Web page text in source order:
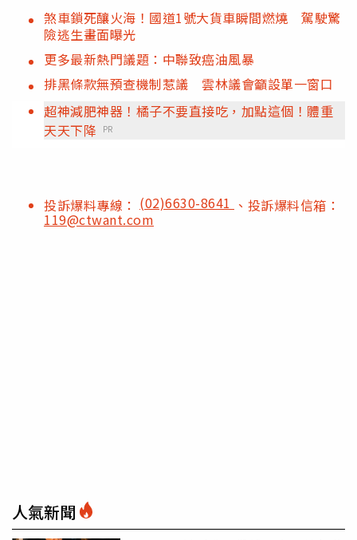
煞車鎖死釀火海！國道1號大貨車瞬間燃燒 駕駛驚
險逃生畫面曝光
更多最新熱門議題：中聯致癌油風暴
排黑條款無預查機制惹議 雲林議會籲設單一窗口
超神減肥神器！橘子不要直接吃，加點這個！體重
天天下降
PR
投訴爆料專線： (02)6630-8641 、投訴爆料信箱：
119@ctwant.com
人氣新聞